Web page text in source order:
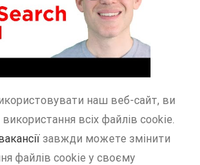
наш веб-сайт, ви
всіх файлів cookie.
завжди можете змінити
файлів cookie у своєму